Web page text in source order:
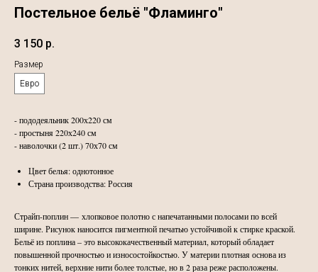
Постельное бельё "Фламинго"
3 150 р.
Размер
Евро
- пододеяльник 200х220 см
- простыня 220х240 см
- наволочки (2 шт.) 70х70 см
Цвет белья: однотонное
Страна производства: Россия
Страйп-поплин — хлопковое полотно с напечатанными полосами по всей
ширине. Рисунок наносится пигментной печатью устойчивой к стирке краской.
Бельё из поплина – это высококачественный материал, который обладает
повышенной прочностью и износостойкостью. У материи плотная основа из
тонких нитей, верхние нити более толстые, но в 2 раза реже расположены.